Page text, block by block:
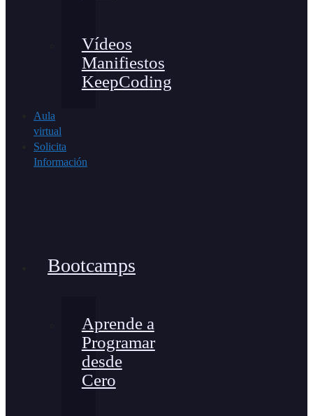
Vídeos
Manifiestos
KeepCoding
Aula
virtual
Solicita
Información
Bootcamps
Aprende a
Programar
desde
Cero